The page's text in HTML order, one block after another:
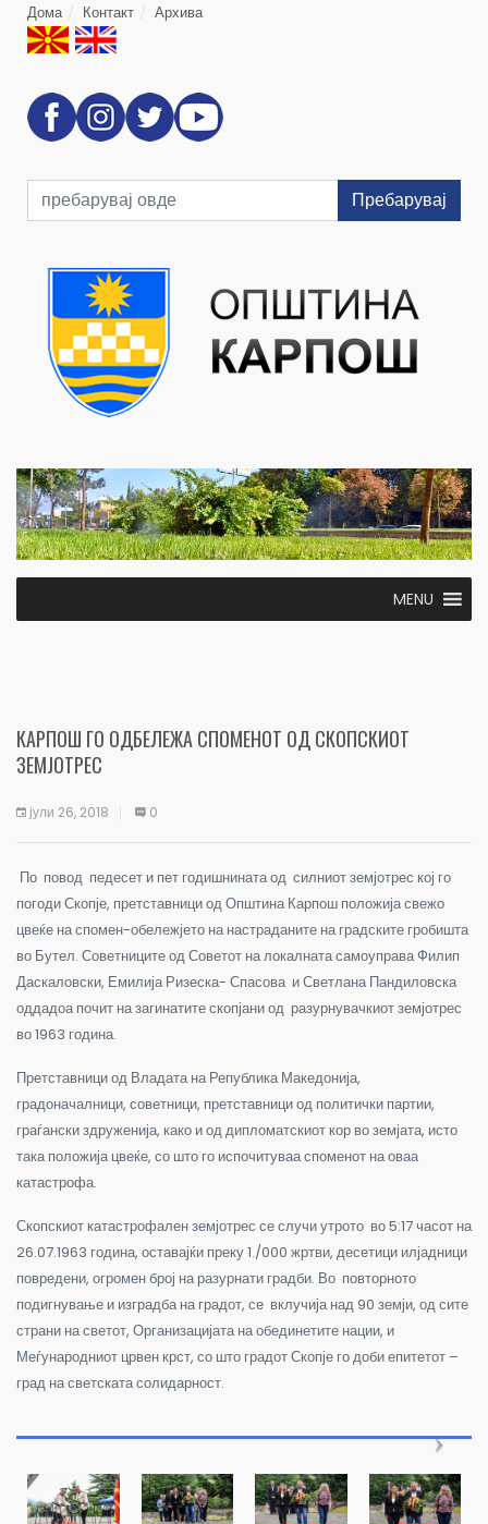
Дома Контакт Архива
Пребарувај
MENU
КАРПОШ ГО ОДБЕЛЕЖА СПОМЕНОТ ОД СКОПСКИОТ
ЗЕМЈОТРЕС
јули 26, 2018 0
По повод педесет и пет годишнината од силниот земјотрес кој го
погоди Скопје, претставници од Општина Карпош положија свежо
цвеќе на спомен-обележјето на настраданите на градските гробишта
во Бутел. Советниците од Советот на локалната самоуправа Филип
Даскаловски, Емилија Ризеска- Спасова и Светлана Пандиловска
оддадоа почит на загинатите скопјани од разурнувачкиот земјотрес
во 1963 година.
Претставници од Владата на Република Македонија,
градоначалници, советници, претставници од политички партии,
граѓански здруженија, како и од дипломатскиот кор во земјата, исто
така положија цвеќе, со што го испочитуваа споменот на оваа
катастрофа.
Скопскиот катастрофален земјотрес се случи утрото во 5:17 часот на
26.07.1963 година, оставајќи преку 1./000 жртви, десетици илјадници
повредени, огромен број на разурнати градби. Во повторното
подигнување и изградба на градот, се вклучија над 90 земји, од сите
страни на светот, Организацијата на обединетите нации, и
Меѓународниот црвен крст, со што градот Скопје го доби епитетот –
град на светската солидарност.